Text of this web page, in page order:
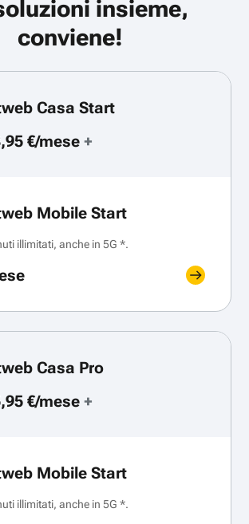
insieme,
conviene!
Casa Start
€/mese+
Mobile Start
illimitati, anche in 5G *.
Casa Pro
€/mese+
Mobile Start
illimitati, anche in 5G *.